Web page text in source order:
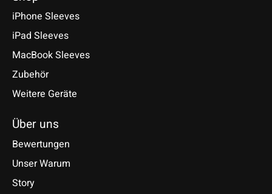
iPhone Sleeves
iPad Sleeves
MacBook Sleeves
Zubehör
Weitere Geräte
Über uns
Bewertungen
Unser Warum
Story